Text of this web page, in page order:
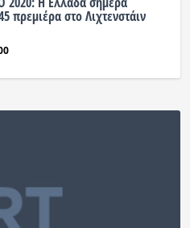
πρεμιέρα στο Λιχτενστάιν